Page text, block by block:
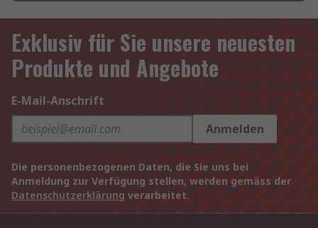
Exklusiv für Sie unsere neuesten
Produkte und Angebote
E-Mail-Anschrift
Anmelden
Die personenbezogenen Daten, die Sie uns bei
Anmeldung zur Verfügung stellen, werden gemäss der
Datenschutzerklärung verarbeitet.